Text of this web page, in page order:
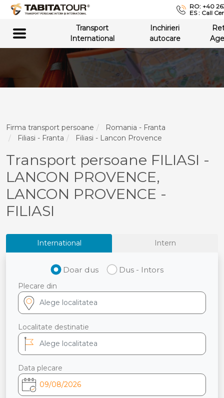
RO: +40
ES : Call
Transport
International
Inchirieri
autocare
Firma transport persoane
Romania - Franta
Filiasi - Franta
Filiasi - Lancon Provence
Transport persoane FILIASI -
LANCON PROVENCE,
LANCON PROVENCE -
FILIASI
International Intern
Doar dus Dus - Intors
Plecare din
Localitate destinatie
Data plecare